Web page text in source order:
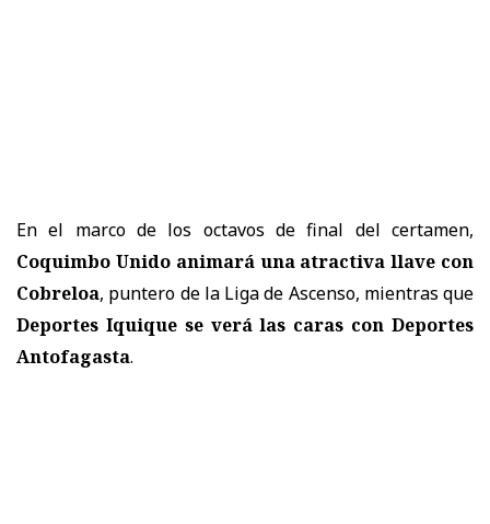
En el marco de los octavos de final del certamen,
Coquimbo Unido animará una atractiva llave con
Cobreloa, puntero de la Liga de Ascenso, mientras que
Deportes Iquique se verá las caras con Deportes
Antofagasta.